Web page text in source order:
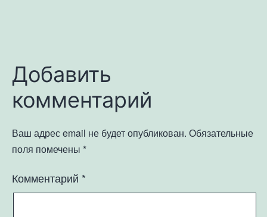
Добавить
комментарий
Ваш адрес email не будет опубликован. Обязательные
поля помечены *
Комментарий *